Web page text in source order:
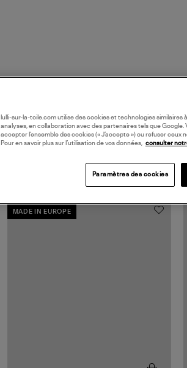
MADE IN EUROPE
lulli-sur-la-toile.com utilise des cookies et technologies
analyses, en collaboration avec des partenaires tels que Google.
accepter l’ensemble des cookies (« J’accepte ») ou refuser
Pour en savoir plus sur l’utilisation de vos données, consulter
Paramètres des cookies